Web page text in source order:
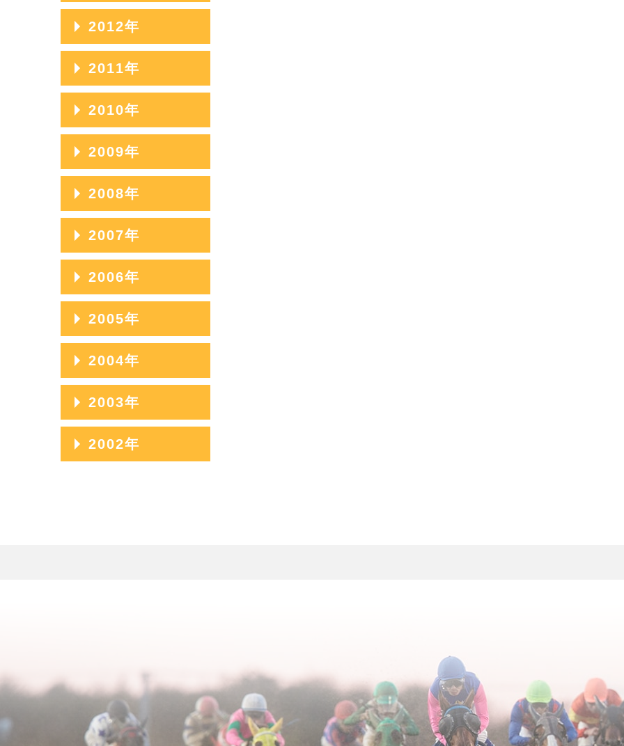
2021年01月
2020年03月
2020年01月
2019年04月
2019年03月
2019年01月
2018年05月
2018年04月
2018年03月
2018年01月
2017年07月
2017年05月
2017年04月
2017年03月
2017年01月
2016年08月
2016年07月
2016年05月
2016年04月
2016年03月
2016年01月
2015年09月
2015年08月
2015年07月
2015年05月
2015年04月
2015年03月
2015年01月
2014年11月
2014年09月
2014年08月
2014年07月
2014年05月
2014年04月
2014年03月
2014年01月
2013年12月
2013年11月
2013年09月
2013年08月
2013年07月
2013年05月
2013年04月
2013年03月
2013年01月
2012年
2012年12月
2012年11月
2012年09月
2012年08月
2012年07月
2012年05月
2012年04月
2012年03月
2012年01月
2011年
2011年12月
2011年11月
2011年09月
2011年08月
2011年07月
2011年05月
2011年04月
2011年03月
2011年01月
2010年
2010年12月
2010年11月
2010年09月
2010年08月
2010年07月
2010年05月
2010年04月
2010年03月
2009年
2009年12月
2009年11月
2009年09月
2009年08月
2009年07月
2009年05月
2009年04月
2008年
2008年12月
2008年11月
2008年09月
2008年08月
2008年07月
2008年05月
2007年
2007年12月
2007年11月
2007年09月
2007年08月
2007年07月
2006年
2006年12月
2006年11月
2006年09月
2006年08月
2005年
2005年12月
2005年11月
2005年09月
2005年01月
2004年
2004年12月
2004年11月
2004年02月
2004年01月
2003年
2003年12月
2003年01月
2002年